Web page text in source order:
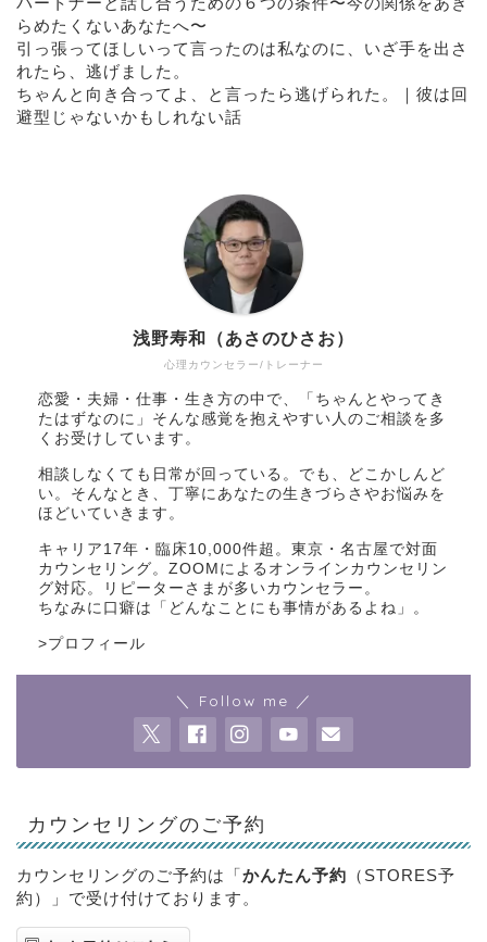
らめたくないあなたへ〜
引っ張ってほしいって言ったのは私なのに、いざ手を出さ
れたら、逃げました。
ちゃんと向き合ってよ、と言ったら逃げられた。｜彼は回
避型じゃないかもしれない話
心理カウンセラー/トレーナー
浅野寿和（あさのひさお）
恋愛・夫婦・仕事・生き方の中で、「ちゃんとやってき
たはずなのに」そんな感覚を抱えやすい人のご相談を多
くお受けしています。
相談しなくても日常が回っている。でも、どこかしんど
い。そんなとき、丁寧にあなたの生きづらさやお悩みを
ほどいていきます。
キャリア17年・臨床10,000件超。東京・名古屋で対面
カウンセリング。ZOOMによるオンラインカウンセリン
グ対応。リピーターさまが多いカウンセラー。
ちなみに口癖は「どんなことにも事情があるよね」。
>プロフィール
＼ Follow me ／
カウンセリングのご予約
カウンセリングのご予約は「かんたん予約 （STORES予
約）」で受け付けております。